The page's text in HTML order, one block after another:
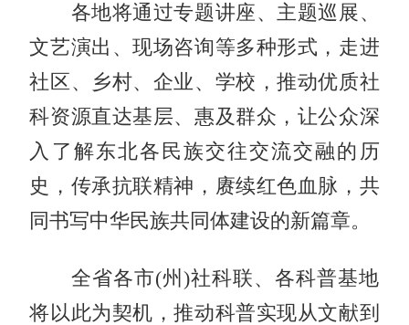
各地将通过专题讲座、主题巡展、
文艺演出、现场咨询等多种形式，走进
社区、乡村、企业、学校，推动优质社
科资源直达基层、惠及群众，让公众深
入了解东北各民族交往交流交融的历
史，传承抗联精神，赓续红色血脉，共
同书写中华民族共同体建设的新篇章。
全省各市(州)社科联、各科普基地
将以此为契机，推动科普实现从文献到